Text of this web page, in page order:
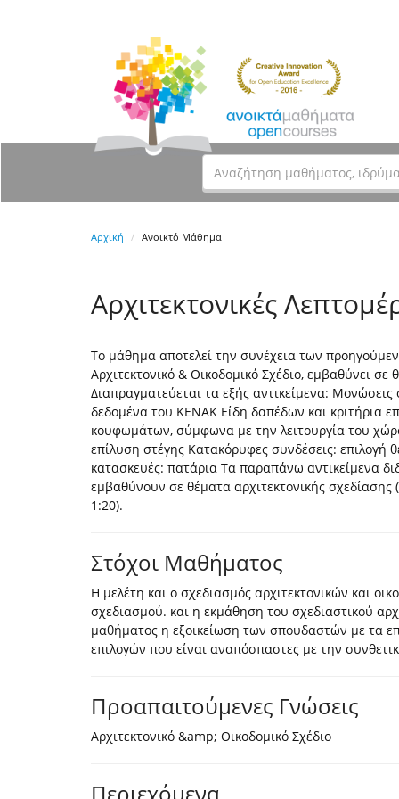
Αρχική Ανοικτό Μάθημα
Αρχιτεκτονικές
Το μάθημα αποτελεί την συνέχεια των
Αρχιτεκτονικό & Οικοδομικό Σχέδιο, εμβαθύνει
Διαπραγματεύεται τα εξής αντικείμενα:
δεδομένα του ΚΕΝΑΚ Είδη δαπέδων και κριτήρια
κουφωμάτων, σύμφωνα με την λειτουργία του
επίλυση στέγης Κατακόρυφες συνδέσεις: επιλογή
κατασκευές: πατάρια Τα παραπάνω αντικείμενα
εμβαθύνουν σε θέματα αρχιτεκτονικής σχεδίασης
1:20).
Στόχοι Μαθήματος
Η μελέτη και ο σχεδιασμός αρχιτεκτονικών και
σχεδιασμού. και η εκμάθηση του σχεδιαστικού
μαθήματος η εξοικείωση των σπουδαστών με τα
επιλογών που είναι αναπόσπαστες με την
Προαπαιτούμενες Γνώσεις
Αρχιτεκτονικό &amp; Οικοδομικό Σχέδιο